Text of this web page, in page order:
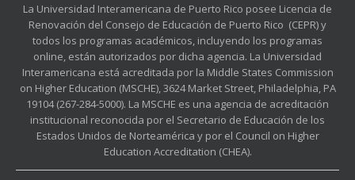
La Universidad Interamericana de Puerto Rico posee Licencia de
Renovación del Consejo de Educación de Puerto Rico (CEPR) y
todos los programas académicos, incluyendo los programas
online, están autorizados por dicha agencia. La Universidad
Interamericana está acreditada por la Middle States Commission
on Higher Education (MSCHE), 3624 Market Street, Philadelphia, PA
19104 (267-284-5000). La MSCHE es una agencia de acreditación
institucional reconocida por el Secretario de Educación de los
Estados Unidos de Norteamérica y por el Council on Higher
Education Accreditation (CHEA).